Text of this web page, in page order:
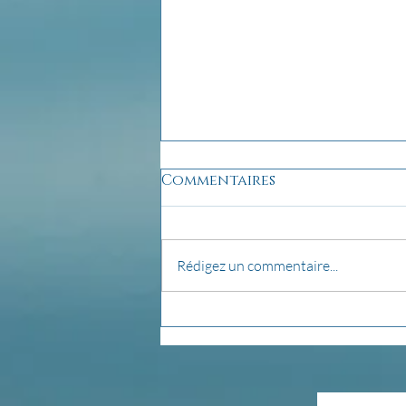
pensée du jour...
Commentaires
Rédigez un commentaire...